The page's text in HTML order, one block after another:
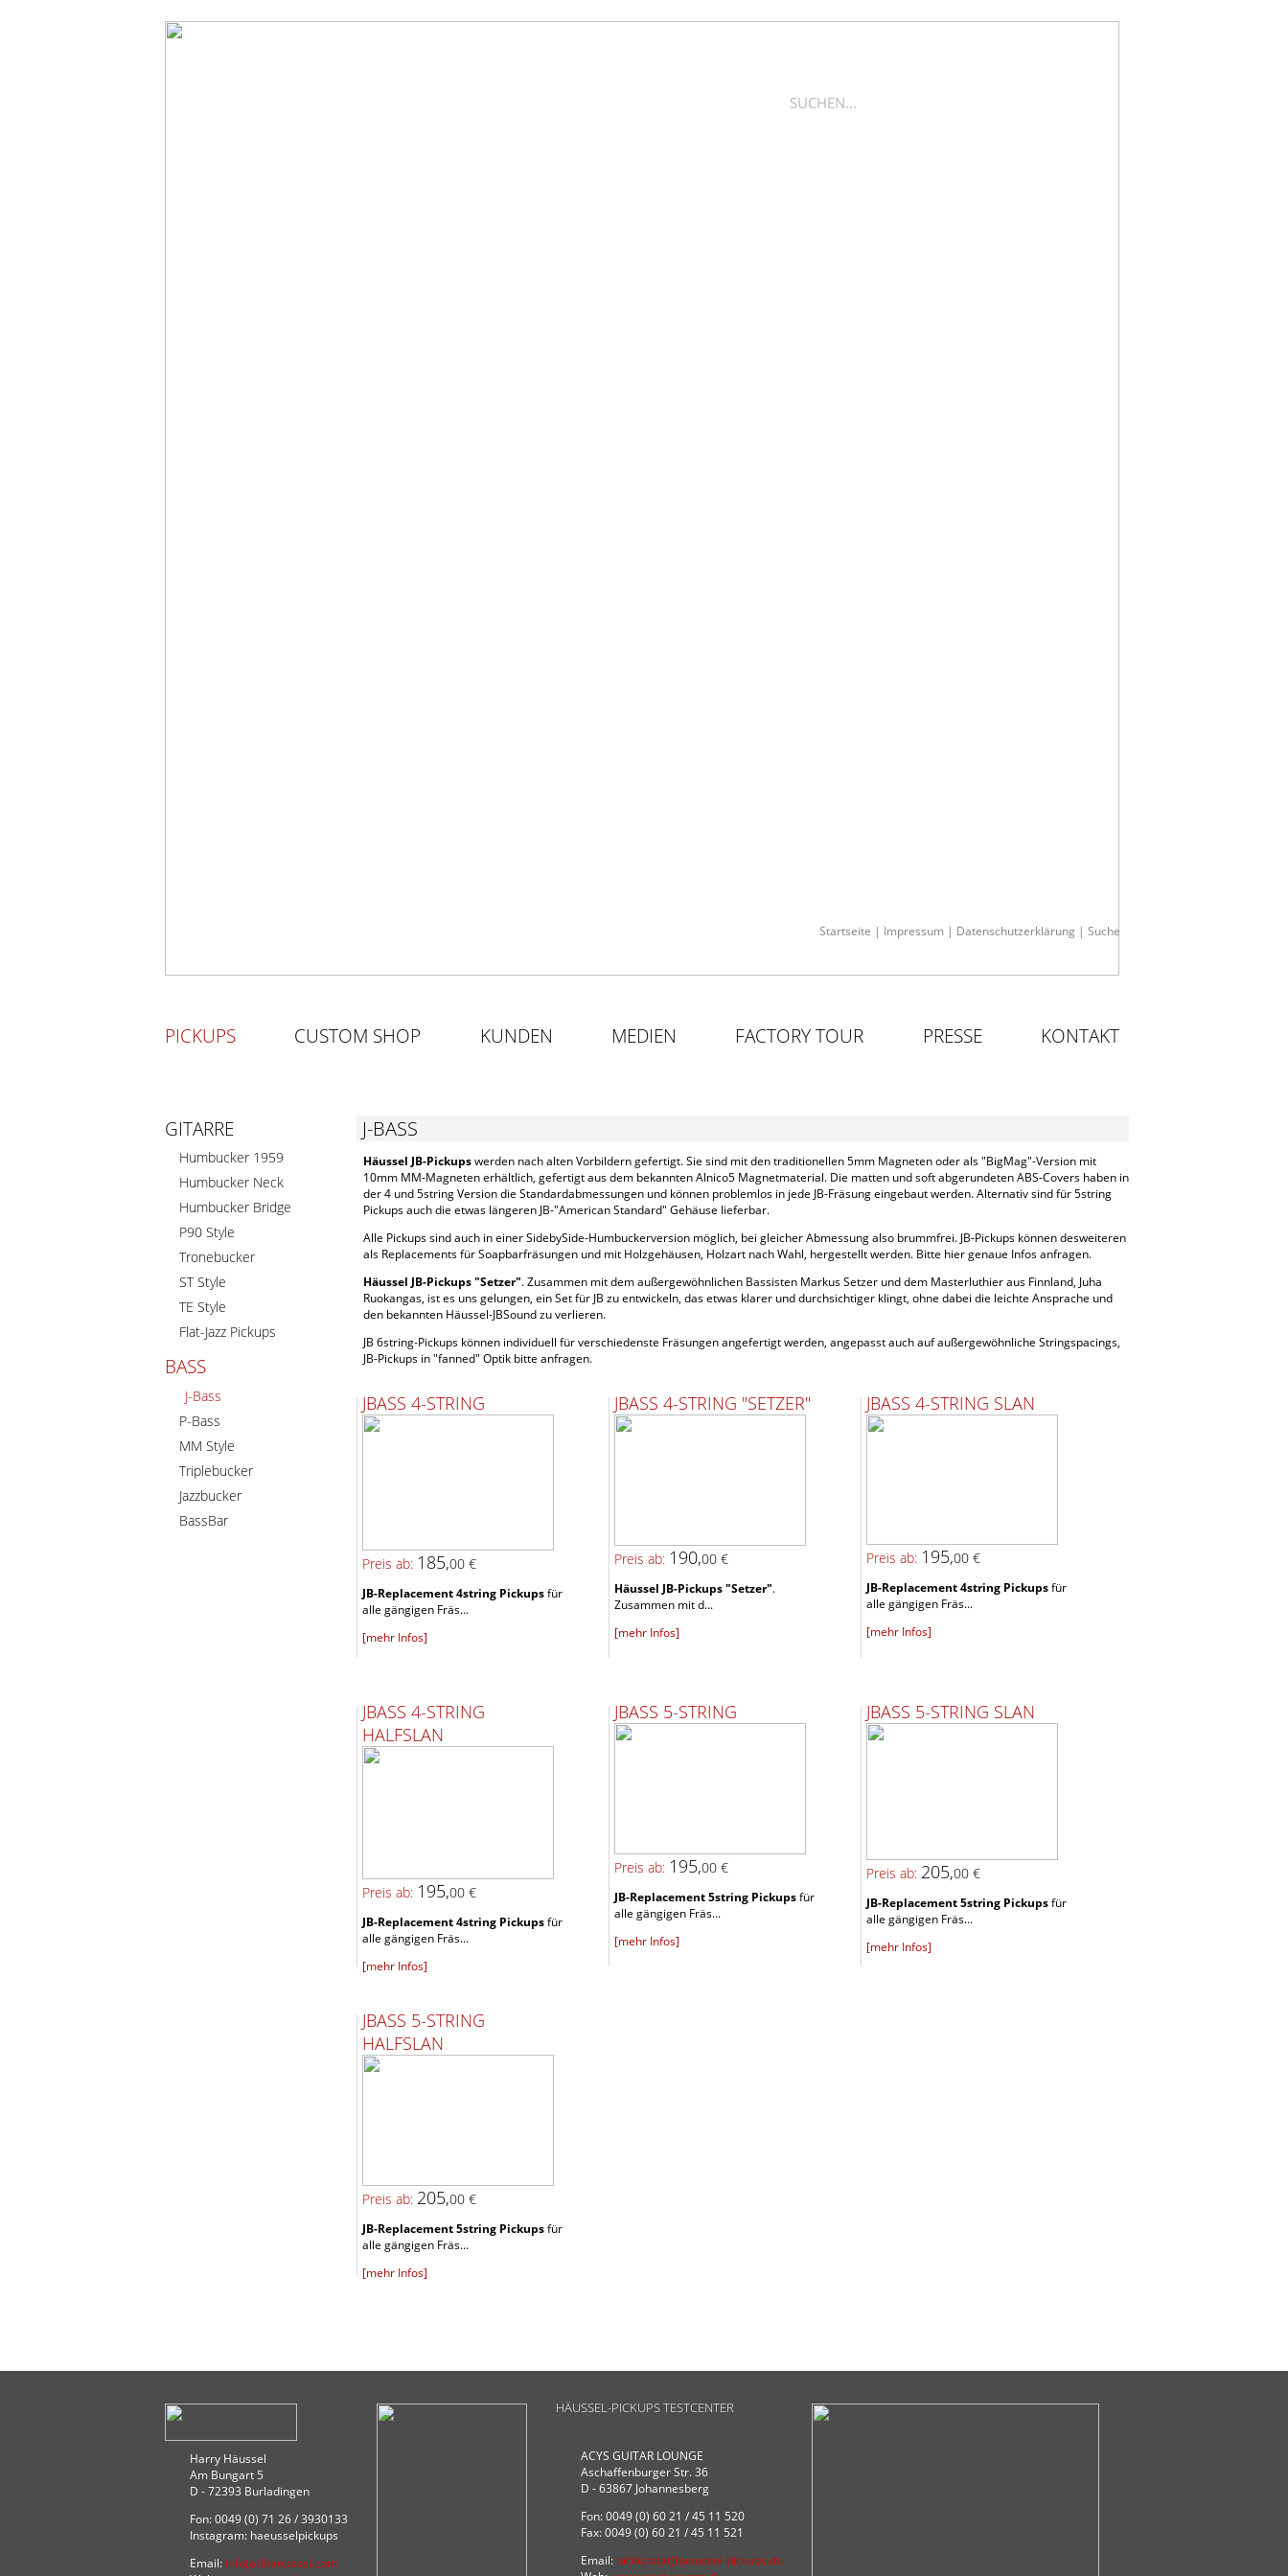
Startseite | Impressum | Datenschutzerklärung | Suche
PICKUPS CUSTOM SHOP KUNDEN MEDIEN FACTORY TOUR PRESSE KONTAKT
GITARRE
Humbucker 1959
Humbucker Neck
Humbucker Bridge
P90 Style
Tronebucker
ST Style
TE Style
Flat-Jazz Pickups
BASS
J-Bass
P-Bass
MM Style
Triplebucker
Jazzbucker
BassBar
J-BASS
Häussel JB-Pickupswerden nach alten Vorbildern gefertigt. Sie sind mit den traditionellen 5mm Magneten oder als "BigMag"-Version mit
10mm MM-Magneten erhältlich, gefertigt aus dem bekannten Alnico5 Magnetmaterial. Die matten und soft abgerundeten ABS-Covers haben in
der 4 und 5string Version die Standardabmessungen und können problemlos in jede JB-Fräsung eingebaut werden. Alternativ sind für 5string
Pickups auch die etwas längeren JB-"American Standard" Gehäuse lieferbar.
Alle Pickups sind auch in einer SidebySide-Humbuckerversion möglich, bei gleicher Abmessung also brummfrei. JB-Pickups können desweiteren
als Replacements für Soapbarfräsungen und mit Holzgehäusen, Holzart nach Wahl, hergestellt werden. Bitte hier genaue Infos anfragen.
Häussel JB-Pickups "Setzer". Zusammen mit dem außergewöhnlichen Bassisten Markus Setzer und dem Masterluthier aus Finnland, Juha
Ruokangas, ist es uns gelungen, ein Set für JB zu entwickeln, das etwas klarer und durchsichtiger klingt, ohne dabei die leichte Ansprache und
den bekannten Häussel-JBSound zu verlieren.
JB 6string-Pickups können individuell für verschiedenste Fräsungen angefertigt werden, angepasst auch auf außergewöhnliche Stringspacings,
JB-Pickups in "fanned" Optik bitte anfragen.
JBASS 4-STRING
Preis ab: 185,00 €
JB-Replacement 4string Pickupsfür
alle gängigen Fräs...
[mehr Infos]
JBASS 4-STRING "SETZER"
Preis ab: 190,00 €
Häussel JB-Pickups "Setzer".
Zusammen mit d...
[mehr Infos]
JBASS 4-STRING SLAN
Preis ab: 195,00 €
JB-Replacement 4string Pickupsfür
alle gängigen Fräs...
[mehr Infos]
JBASS 4-STRING
HALFSLAN
Preis ab: 195,00 €
JB-Replacement 4string Pickupsfür
alle gängigen Fräs...
[mehr Infos]
JBASS 5-STRING
Preis ab: 195,00 €
JB-Replacement 5string Pickupsfür
alle gängigen Fräs...
[mehr Infos]
JBASS 5-STRING SLAN
Preis ab: 205,00 €
JB-Replacement 5string Pickupsfür
alle gängigen Fräs...
[mehr Infos]
JBASS 5-STRING
HALFSLAN
Preis ab: 205,00 €
JB-Replacement 5string Pickupsfür
alle gängigen Fräs...
[mehr Infos]
Harry Häussel
Am Bungart 5
D - 72393 Burladingen
Fon: 0049 (0) 71 26 / 3930133
Instagram: haeusselpickups
Email: info(at)haeussel.com
HÄUSSEL-PICKUPS TESTCENTER
ACYS GUITAR LOUNGE
Aschaffenburger Str. 36
D - 63867 Johannesberg
Fon: 0049 (0) 60 21 / 45 11 520
Fax: 0049 (0) 60 21 / 45 11 521
Email: pickups(at)haeussel-pickups.de